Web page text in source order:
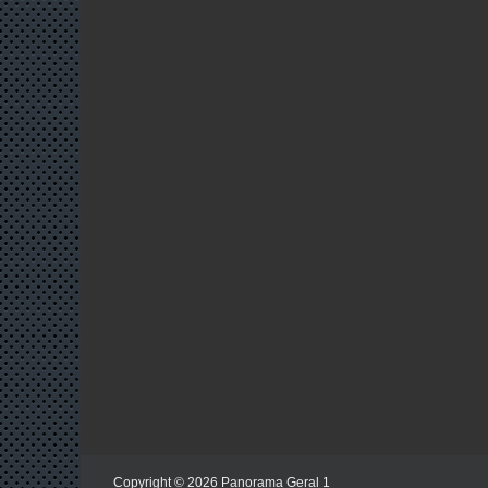
Copyright © 2026 Panorama Geral 1